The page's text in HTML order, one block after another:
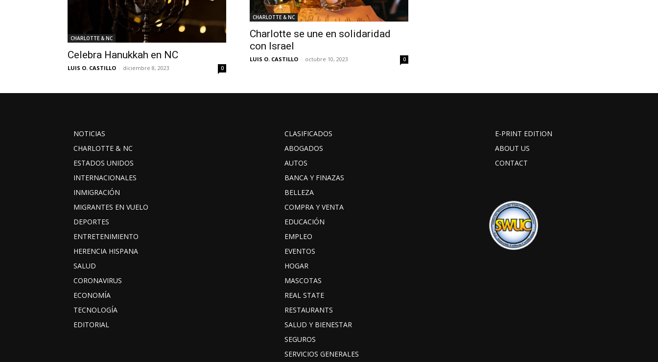
CHARLOTTE & NC
Celebra Hanukkah en NC
LUIS O. CASTILLO - diciembre 8, 2023 0
CHARLOTTE & NC
Charlotte se une en solidaridad
con Israel
LUIS O. CASTILLO - octubre 10, 2023 0
NOTICIAS
CHARLOTTE & NC
ESTADOS UNIDOS
INTERNACIONALES
INMIGRACIÓN
MIGRANTES EN VUELO
DEPORTES
ENTRETENIMIENTO
HERENCIA HISPANA
SALUD
CORONAVIRUS
ECONOMÍA
TECNOLOGÍA
EDITORIAL
CLASIFICADOS
ABOGADOS
AUTOS
BANCA Y FINAZAS
BELLEZA
COMPRA Y VENTA
EDUCACIÓN
EMPLEO
EVENTOS
HOGAR
MASCOTAS
REAL STATE
RESTAURANTS
SALUD Y BIENESTAR
SEGUROS
SERVICIOS GENERALES
E-PRINT EDITION
ABOUT US
CONTACT